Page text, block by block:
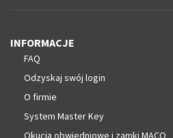
INFORMACJE
FAQ
Odzyskaj swój login
O firmie
System Master Key
Okucia obwiedniowe i zamki MACO